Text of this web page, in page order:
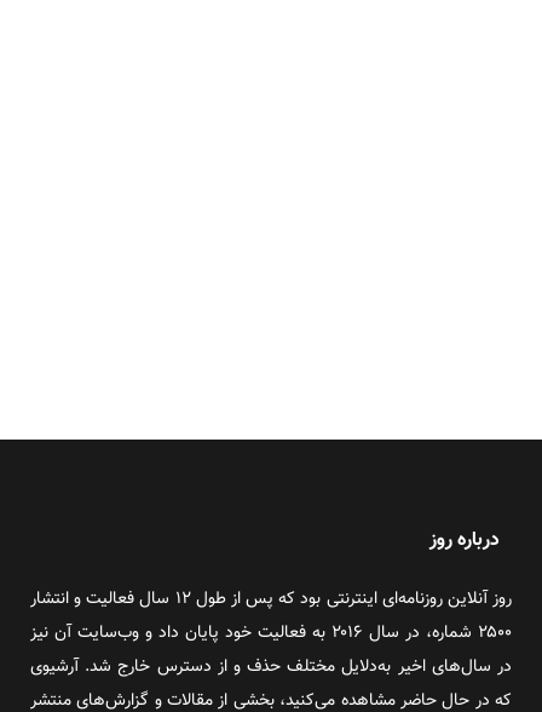
درباره روز
روز آنلاین روزنامه‌ای اینترنتی بود که پس از طول ۱۲ سال فعالیت و انتشار
۲۵۰۰ شماره، در سال ۲۰۱۶ به فعالیت خود پایان داد و وب‌سایت آن نیز
در سال‌های اخیر به‌دلایل مختلف حذف و از دسترس خارج شد. آرشیوی
که در حال حاضر مشاهده می‌کنید، بخشی از مقالات و گزارش‌های منتشر